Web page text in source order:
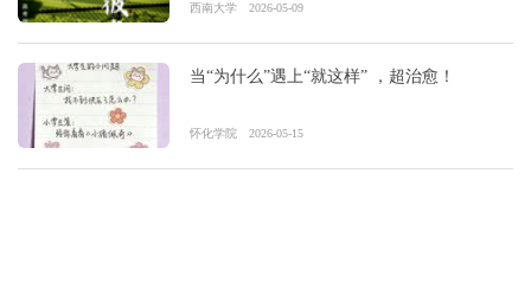
西南大学 2026-05-09
当“为什么”遇上“就这样” ，超治愈！
怀化学院 2026-05-15